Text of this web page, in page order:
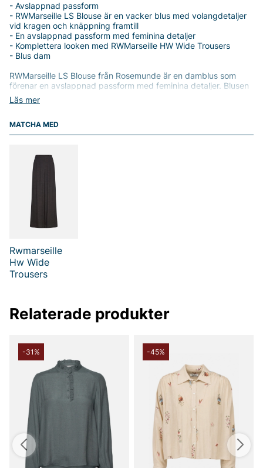
Läs mer
- Avslappnad passform
- RWMarseille LS Blouse är en vacker blus med volangdetaljer
vid kragen och knäppning framtill
- En avslappnad passform med feminina detaljer
- Komplettera looken med RWMarseille HW Wide Trousers
- Blus dam
RWMarseille LS Blouse från Rosemunde är en damblus som
förenar en avslappnad passform med feminina detaljer. Blusen
fångar uppmärksamheten med volangdetaljer vid kragen och
en praktisk knäppning framtill, vilket ger en elegant men ledig
Den avslappnade passformen ger komfort och rörelsefrihet
utan att se för lös ut, samtidigt som den fina detaljen lägger en
Tillverkad av en mjuk tygblandning som består av 40%
polyester och 60% viskos, vilket ger ett naturligt fint fall och
behaglig känsla mot huden. Denna kombination gör blusen lätt
att styla och följsam i strukturen, vilket gör den till ett bekvämt
och stilrent val i garderoben. För en sammanhållen och trendig
look kan du komplettera med RWMarseille HW Wide Trousers,
så får du ett modernt set som ändå känns tidlöst. RWMarseille
damblus med fokus på kvalitet, passform och detaljfärgade
accenter utan att kompromissa på komfort eller stil.
MATCHA MED
Rwmarseille
Hw Wide
Trousers
Relaterade produkter
-31% -45%